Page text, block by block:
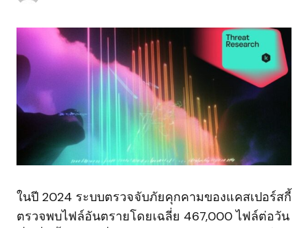
ในปี 2024 ระบบตรวจจับภัยคุกคามของแคสเปอร์สกี้
ตรวจพบไฟล์อันตรายโดยเฉลี่ย 467,000 ไฟล์ต่อวัน